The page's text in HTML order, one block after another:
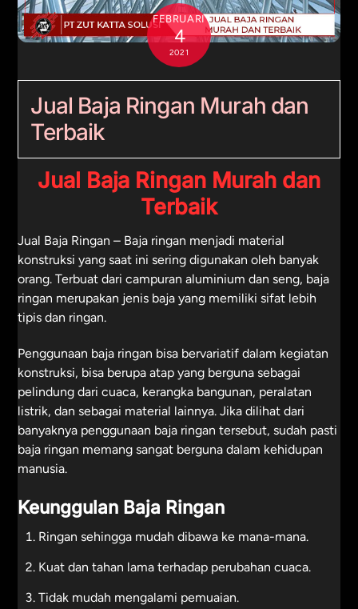
FEBRUARI
4
2021
Jual Baja Ringan Murah dan
Terbaik
Jual Baja Ringan Murah dan
Terbaik
Jual Baja Ringan – Baja ringan menjadi material
konstruksi yang saat ini sering digunakan oleh banyak
orang. Terbuat dari campuran aluminium dan seng, baja
ringan merupakan jenis baja yang memiliki sifat lebih
tipis dan ringan.
Penggunaan baja ringan bisa bervariatif dalam kegiatan
konstruksi, bisa berupa atap yang berguna sebagai
pelindung dari cuaca, kerangka bangunan, peralatan
listrik, dan sebagai material lainnya. Jika dilihat dari
banyaknya penggunaan baja ringan tersebut, sudah pasti
baja ringan memang sangat berguna dalam kehidupan
manusia.
Keunggulan Baja Ringan
Ringan sehingga mudah dibawa ke mana-mana.
Kuat dan tahan lama terhadap perubahan cuaca.
Tidak mudah mengalami pemuaian.